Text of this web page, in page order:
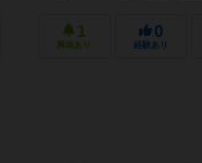
1
興味あり
0
経験あり